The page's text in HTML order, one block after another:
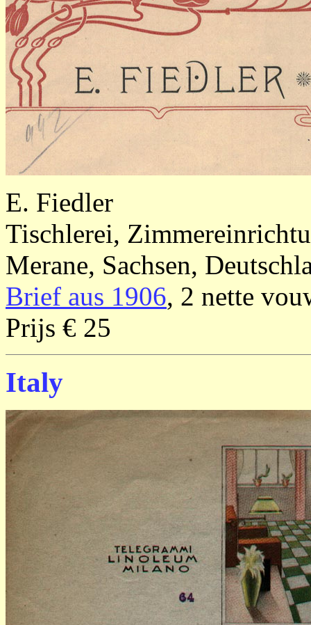
E. Fiedler
Tischlerei,
Merane, Sachsen,
Brief aus 1906, 2 nette
Prijs € 25
Italy